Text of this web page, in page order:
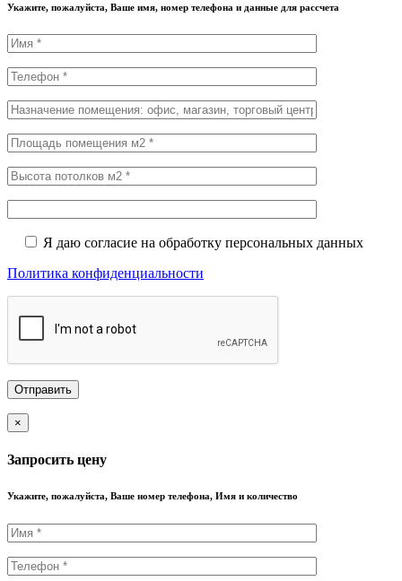
Укажите, пожалуйста, Ваше имя, номер телефона и данные для рассчета
Я даю согласие на обработку персональных данных
Политика конфиденциальности
×
Запросить цену
Укажите, пожалуйста, Ваше номер телефона, Имя и количество